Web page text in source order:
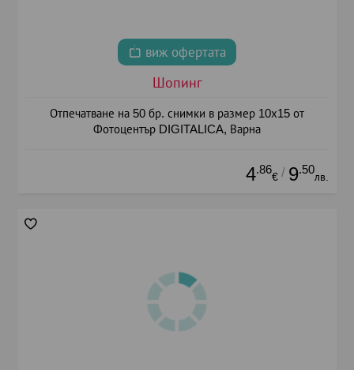
виж офертата
Шопинг
Отпечатване на 50 бр. снимки в размер 10х15 от
Фотоцентър DIGITALICA, Варна
4.86
€ / 9.50
лв.